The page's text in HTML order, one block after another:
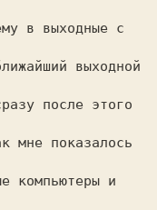
в выходные с
выходной
после этого
мне показалось
компьютеры и